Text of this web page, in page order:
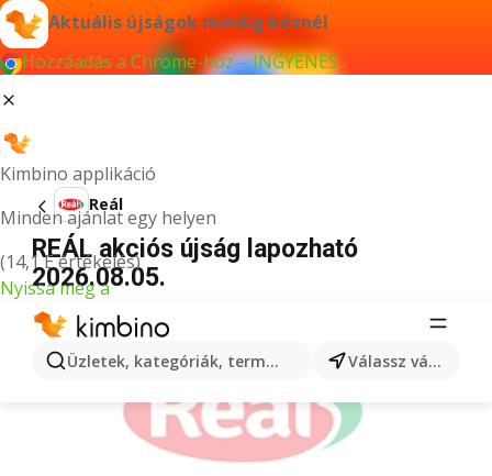
Aktuális újságok mindig kéznél
Hozzáadás a Chrome-hoz – INGYENES
Kimbino applikáció
Minden ajánlat egy helyen
(14,1 E értékelés)
Nyissa meg a
Üzletek, kategóriák, termékek keresése... Válassz várost
Reál
REÁL akciós újság lapozható
2026.08.05.